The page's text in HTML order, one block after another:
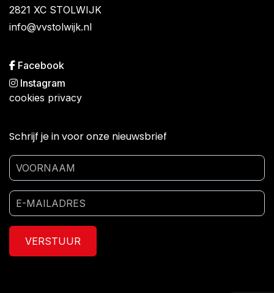
2821 XC STOLWIJK
info@vvstolwijk.nl
Facebook
Instagram
cookies privacy
Schrijf je in voor onze nieuwsbrief
VERSTUUR